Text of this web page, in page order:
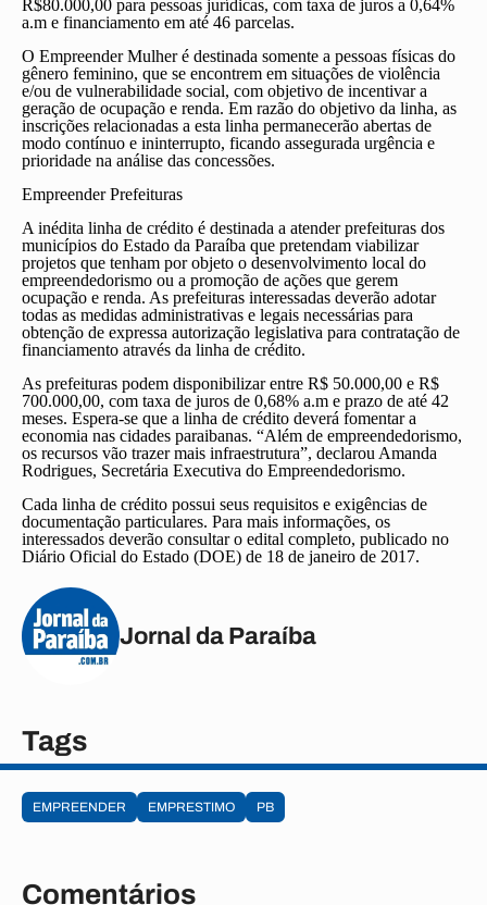
R$80.000,00 para pessoas jurídicas, com taxa de juros a 0,64%
a.m e financiamento em até 46 parcelas.
O Empreender Mulher é destinada somente a pessoas físicas do
gênero feminino, que se encontrem em situações de violência
e/ou de vulnerabilidade social, com objetivo de incentivar a
geração de ocupação e renda. Em razão do objetivo da linha, as
inscrições relacionadas a esta linha permanecerão abertas de
modo contínuo e ininterrupto, ficando assegurada urgência e
prioridade na análise das concessões.
Empreender Prefeituras
A inédita linha de crédito é destinada a atender prefeituras dos
municípios do Estado da Paraíba que pretendam viabilizar
projetos que tenham por objeto o desenvolvimento local do
empreendedorismo ou a promoção de ações que gerem
ocupação e renda. As prefeituras interessadas deverão adotar
todas as medidas administrativas e legais necessárias para
obtenção de expressa autorização legislativa para contratação de
financiamento através da linha de crédito.
As prefeituras podem disponibilizar entre R$ 50.000,00 e R$
700.000,00, com taxa de juros de 0,68% a.m e prazo de até 42
meses. Espera-se que a linha de crédito deverá fomentar a
economia nas cidades paraibanas. “Além de empreendedorismo,
os recursos vão trazer mais infraestrutura”, declarou Amanda
Rodrigues, Secretária Executiva do Empreendedorismo.
Cada linha de crédito possui seus requisitos e exigências de
documentação particulares. Para mais informações, os
interessados deverão consultar o edital completo, publicado no
Diário Oficial do Estado (DOE) de 18 de janeiro de 2017.
Jornal da Paraíba
Tags
EMPREENDER EMPRESTIMO PB
Comentários